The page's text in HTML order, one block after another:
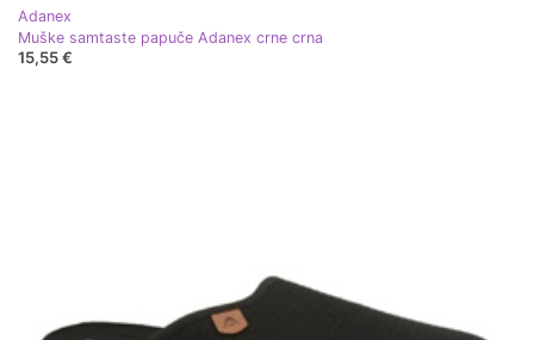
Adanex
Muške samtaste papuče Adanex crne crna
15,55 €